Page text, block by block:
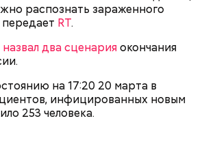
распознать зараженного
RT.
назвал два сценарияокончания
на 17:20 20 марта в
инфицированных новым
253 человека.
считается
а также
и подростков. Многие мамы
за ними, сберечь от разных
Кроме того, святому
вразумлении своих детей,
к наркотикам. Молятся
от кожицы. Нарезать
предварительно удалив
кабачки обвалять в муке и
(половина нормы). Зеленый лук
спас-серовать в оставшемся
к нему нашинкованные листья